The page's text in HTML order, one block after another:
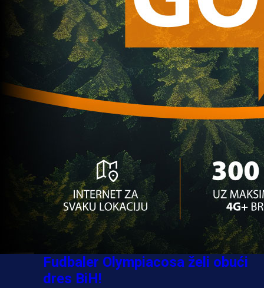
2 sedmica 1 dan
A Selekcija
Jovo Lukić ima novi klub: Trener
Cluja praktično potvrdio veliki
transfer!
6 dan 18 h
A Selekcija
Stigla potvrda od predsjednika
kluba: Jovo Lukić uskoro pravi
transfer!?
4 sedmica 22 h
A Selekcija
Zmajevi dobili veliko pojačanje:
Fudbaler Olympiacosa želi obući
dres BiH!